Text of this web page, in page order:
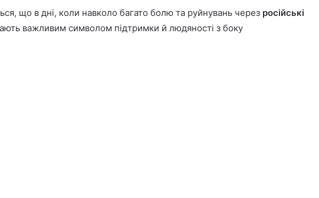
що в дні, коли навколо багато болю та руйнувань через російські
важливим символом підтримки й людяності з боку